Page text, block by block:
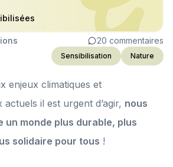
20 commentaires
Sensibilisation Nature
enjeux climatiques et
il est urgent d’agir, nous
un monde plus durable, plus
solidaire pour tous !